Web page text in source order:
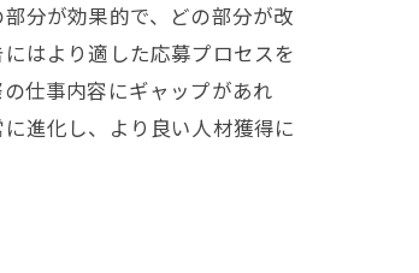
分が効果的で、どの部分が改
はより適した応募プロセスを
仕事内容にギャップがあれ
進化し、より良い人材獲得に